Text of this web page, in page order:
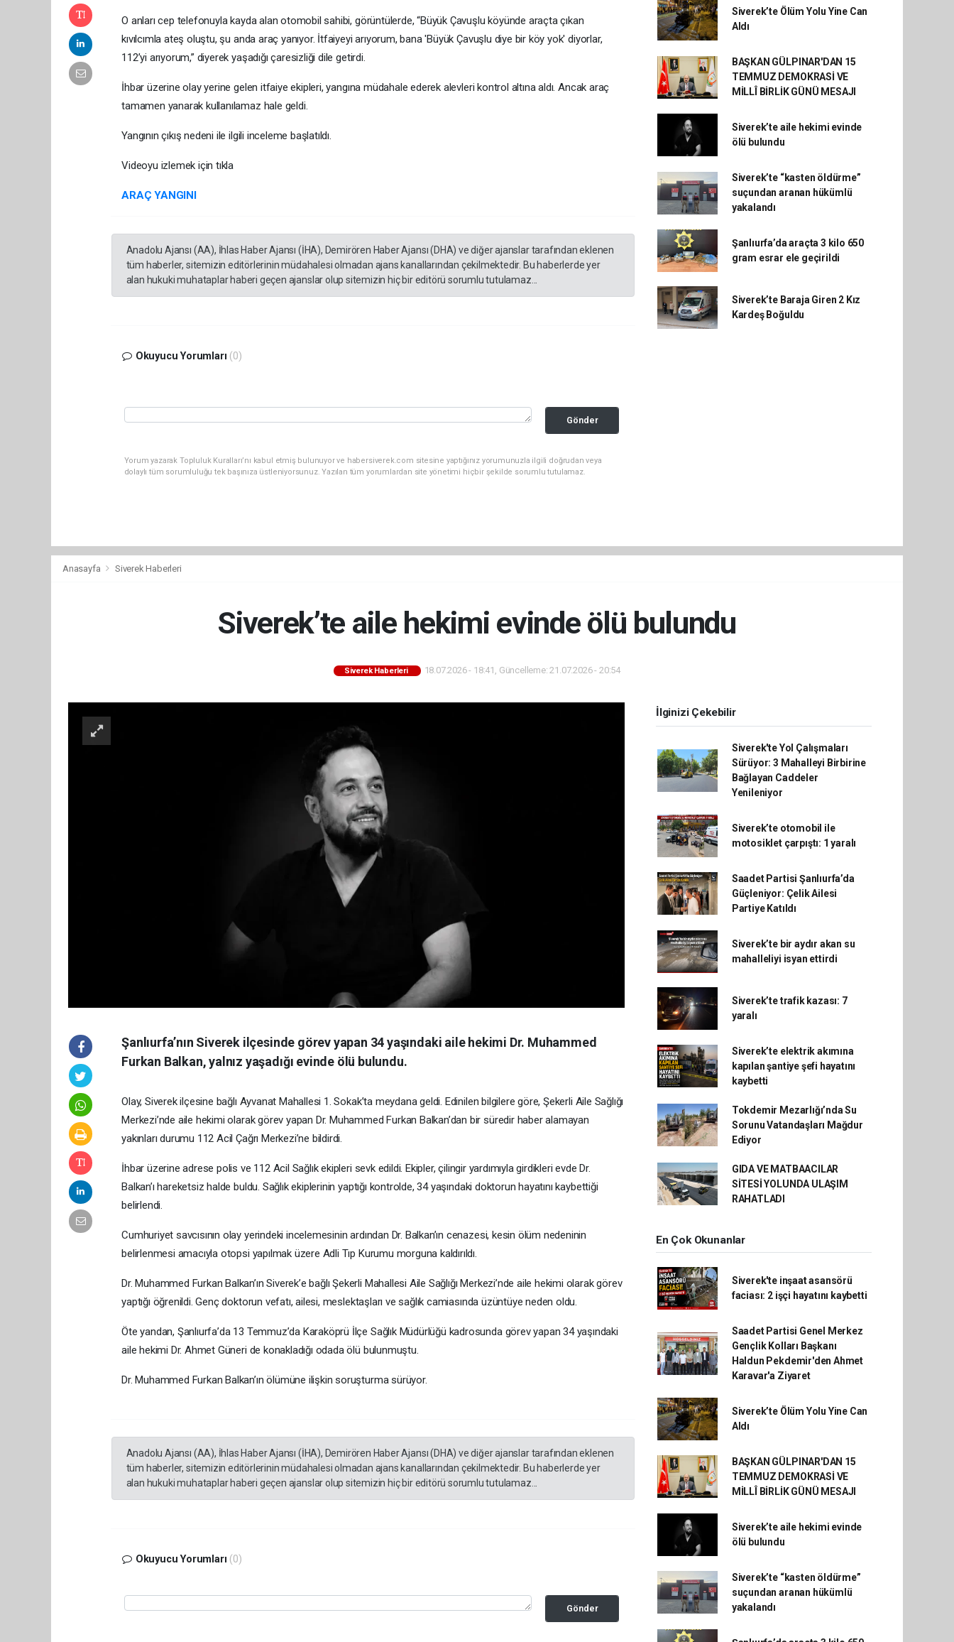
O anları cep telefonuyla kayda alan otomobil sahibi, görüntülerde, “Büyük Çavuşlu köyünde araçta çıkan
kıvılcımla ateş oluştu, şu anda araç yanıyor. İtfaiyeyi arıyorum, bana 'Büyük Çavuşlu diye bir köy yok' diyorlar,
112’yi arıyorum,” diyerek yaşadığı çaresizliği dile getirdi.
İhbar üzerine olay yerine gelen itfaiye ekipleri, yangına müdahale ederek alevleri kontrol altına aldı. Ancak araç
tamamen yanarak kullanılamaz hale geldi.
Yangının çıkış nedeni ile ilgili inceleme başlatıldı.
Videoyu izlemek için tıkla
ARAÇ YANGINI
Anadolu Ajansı (AA), İhlas Haber Ajansı (İHA), Demirören Haber Ajansı (DHA) ve diğer ajanslar tarafından eklenen
tüm haberler, sitemizin editörlerinin müdahalesi olmadan ajans kanallarından çekilmektedir. Bu haberlerde yer
alan hukuki muhataplar haberi geçen ajanslar olup sitemizin hiç bir editörü sorumlu tutulamaz...
Okuyucu Yorumları (0)
Gönder
Yorum yazarak Topluluk Kuralları’nı kabul etmiş bulunuyor ve habersiverek.com sitesine yaptığınız yorumunuzla ilgili doğrudan veya
dolaylı tüm sorumluluğu tek başınıza üstleniyorsunuz. Yazılan tüm yorumlardan site yönetimi hiçbir şekilde sorumlu tutulamaz.
Siverek’te Ölüm Yolu Yine Can
Aldı
BAŞKAN GÜLPINAR'DAN 15
TEMMUZ DEMOKRASİ VE
MİLLÎ BİRLİK GÜNÜ MESAJI
Siverek’te aile hekimi evinde
ölü bulundu
Siverek’te “kasten öldürme”
suçundan aranan hükümlü
yakalandı
Şanlıurfa’da araçta 3 kilo 650
gram esrar ele geçirildi
Siverek’te Baraja Giren 2 Kız
Kardeş Boğuldu
Anasayfa Siverek Haberleri
Siverek’te aile hekimi evinde ölü bulundu
Siverek Haberleri 18.07.2026 - 18:41, Güncelleme: 21.07.2026 - 20:54
Şanlıurfa’nın Siverek ilçesinde görev yapan 34 yaşındaki aile hekimi Dr. Muhammed
Furkan Balkan, yalnız yaşadığı evinde ölü bulundu.
Olay, Siverek ilçesine bağlı Ayvanat Mahallesi 1. Sokak’ta meydana geldi. Edinilen bilgilere göre, Şekerli Aile Sağlığı
Merkezi’nde aile hekimi olarak görev yapan Dr. Muhammed Furkan Balkan’dan bir süredir haber alamayan
yakınları durumu 112 Acil Çağrı Merkezi’ne bildirdi.
İhbar üzerine adrese polis ve 112 Acil Sağlık ekipleri sevk edildi. Ekipler, çilingir yardımıyla girdikleri evde Dr.
Balkan’ı hareketsiz halde buldu. Sağlık ekiplerinin yaptığı kontrolde, 34 yaşındaki doktorun hayatını kaybettiği
belirlendi.
Cumhuriyet savcısının olay yerindeki incelemesinin ardından Dr. Balkan’ın cenazesi, kesin ölüm nedeninin
belirlenmesi amacıyla otopsi yapılmak üzere Adli Tıp Kurumu morguna kaldırıldı.
Dr. Muhammed Furkan Balkan’ın Siverek’e bağlı Şekerli Mahallesi Aile Sağlığı Merkezi’nde aile hekimi olarak görev
yaptığı öğrenildi. Genç doktorun vefatı, ailesi, meslektaşları ve sağlık camiasında üzüntüye neden oldu.
Öte yandan, Şanlıurfa’da 13 Temmuz’da Karaköprü İlçe Sağlık Müdürlüğü kadrosunda görev yapan 34 yaşındaki
aile hekimi Dr. Ahmet Güneri de konakladığı odada ölü bulunmuştu.
Dr. Muhammed Furkan Balkan’ın ölümüne ilişkin soruşturma sürüyor.
Anadolu Ajansı (AA), İhlas Haber Ajansı (İHA), Demirören Haber Ajansı (DHA) ve diğer ajanslar tarafından eklenen
tüm haberler, sitemizin editörlerinin müdahalesi olmadan ajans kanallarından çekilmektedir. Bu haberlerde yer
alan hukuki muhataplar haberi geçen ajanslar olup sitemizin hiç bir editörü sorumlu tutulamaz...
Okuyucu Yorumları (0)
Gönder
İlginizi Çekebilir
Siverek'te Yol Çalışmaları
Sürüyor: 3 Mahalleyi Birbirine
Bağlayan Caddeler
Yenileniyor
Siverek’te otomobil ile
motosiklet çarpıştı: 1 yaralı
Saadet Partisi Şanlıurfa’da
Güçleniyor: Çelik Ailesi
Partiye Katıldı
Siverek’te bir aydır akan su
mahalleliyi isyan ettirdi
Siverek’te trafik kazası: 7
yaralı
Siverek’te elektrik akımına
kapılan şantiye şefi hayatını
kaybetti
Tokdemir Mezarlığı’nda Su
Sorunu Vatandaşları Mağdur
Ediyor
GIDA VE MATBAACILAR
SİTESİ YOLUNDA ULAŞIM
RAHATLADI
En Çok Okunanlar
Siverek'te inşaat asansörü
faciası: 2 işçi hayatını kaybetti
Saadet Partisi Genel Merkez
Gençlik Kolları Başkanı
Haldun Pekdemir'den Ahmet
Karavar'a Ziyaret
Siverek’te Ölüm Yolu Yine Can
Aldı
BAŞKAN GÜLPINAR'DAN 15
TEMMUZ DEMOKRASİ VE
MİLLÎ BİRLİK GÜNÜ MESAJI
Siverek’te aile hekimi evinde
ölü bulundu
Siverek’te “kasten öldürme”
suçundan aranan hükümlü
yakalandı